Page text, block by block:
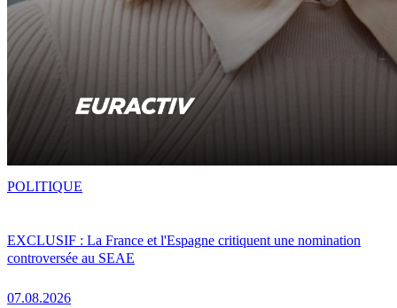
EXCLUSIF : La France et l'Espagne critiquent une nomination
controversée au SEAE
07.08.2026
POLITIQUE